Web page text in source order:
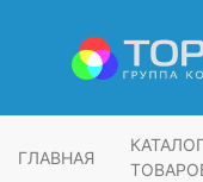
ГЛАВНАЯ